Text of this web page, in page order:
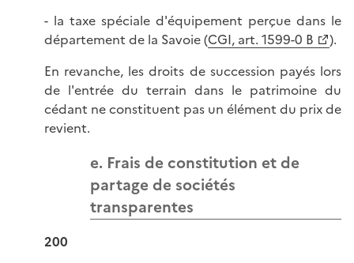
- la taxe spéciale d'équipement perçue dans le
département de la Savoie (CGI, art. 1599-0 B
).
En revanche, les droits de succession payés lors
de l'entrée du terrain dans le patrimoine du
cédant ne constituent pas un élément du prix de
revient.
e. Frais de constitution et de
partage de sociétés
transparentes
200